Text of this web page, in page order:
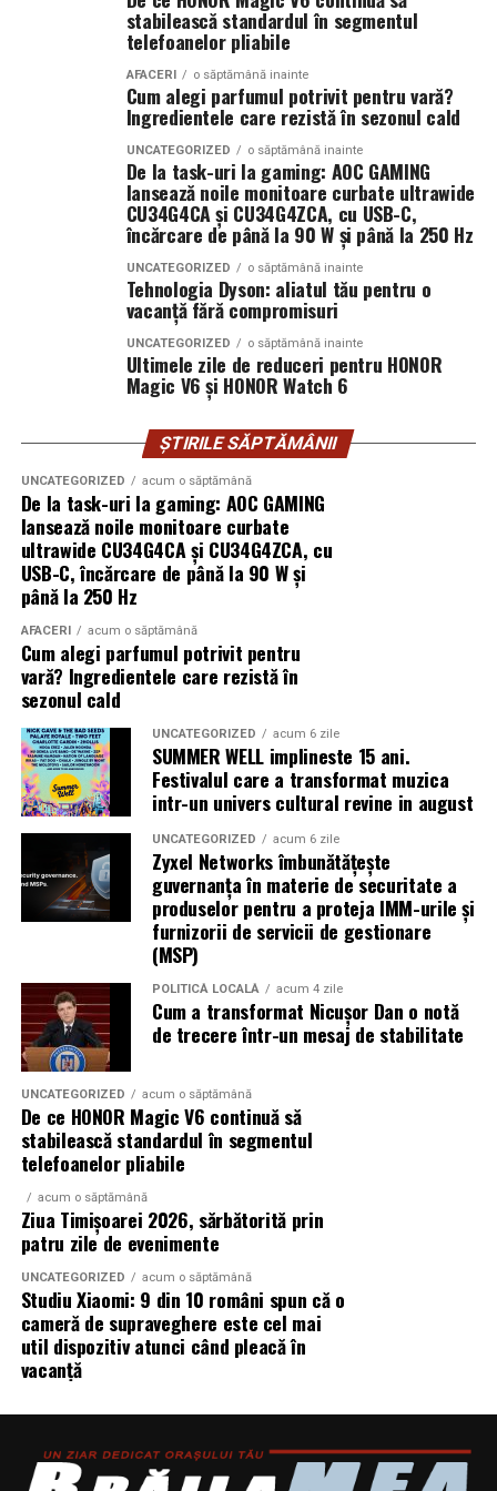
Când intervine uzucapiunea
Posesorul nu rămâne fără apărare. Uneori, chiar câștigă.
Uzucapiunea permite dobândirea proprietății prin
posesie îndelungată, dacă sunt îndeplinite anumite
condiții: posesie continuă, publică, pașnică și sub nume
de proprietar.
Aici apar conflictele cele mai sensibile.
Scenariu: teren „lucrat” de ani de zile
La marginea unui oraș în expansiune, un teren agricol a
fost folosit constant de un mic antreprenor local. L-a
Proprietarul din acte locuiește în străinătate și nu a
Când decide să vândă terenul, descoperă că altcineva îl
revendică.
Nu mai e doar o discuție despre acte. Devine o analiză a
pasivitatea proprietarului versus acțiunile concrete ale
posesorului.
Procedura în instanță: ritm și
blocaje
Procesele de revendicare nu se rezolvă rapid. Dosarele
includ expertize, martori, verificări cadastrale.
Termenele se întind.
În unele cazuri, litigiul durează ani.
Se întâmplă. Des.
Instanțele se confruntă cu dosare vechi, acte
incomplete și situații juridice suprapuse. Mai ales în
marile orașe sau în zonele afectate de retrocedări.
Ce poate face proprietarul
Nu există o rețetă universală, dar câteva direcții apar
constant în practică:
verificarea riguroasă a titlului înainte de acțiune,
inclusiv istoricul imobilului
obținerea documentației cadastrale actualizate, nu
doar a celei existente la momentul achiziției
identificarea exactă a ocupantului și a eventualelor
consultarea unui specialist înainte de inițierea
litigiului, pentru a evita strategii greșite
Conectică:priză 220 V monofazic, priză
380 V trifazic, priză încărcare auto electric
Climatizare:aer condiționat integrat pentru
menținerea bateriilor la temperatură optimă
Mobilitate:roți tip off-road pentru deplasare
pe teren accidentat
Configurația conectică a fost dimensionată conform cerințelor
beneficiarului. La cerere, modelul poate fi extins cu prize
suplimentare, sisteme de iluminat exterior, monitorizare la
distanță și conectivitate GSM.
Gama completă: de la 3 metri la 12 metri
lungime container
Modelul livrat către beneficiar reprezintă varianta de intrare a
gamei UZINEX. Producătorul oferăcentrale fotovoltaice
mobileîn configurații adaptate volumului de consum al fiecărui
La capătul superior al gamei, containerul de 12 metri lungime
poate găzdui până la 160 kW panouri fotovoltaice instalate și 620
microcentrală fixă, fără constrângerile birocratice ale acesteia.
Toate variantele sunt customizabile pe specificul fiecărui proiect.
Aplicații dincolo de șantierele civile
Ocentrală fotovoltaică mobilă este o soluție multi-funcțională.
Aplicațiile identificate de UZINEX includ:
Șantiere de construcții civile și lucrări edilitare
Echipamente electrice alimentate pe fonduri europene
și PNRR
Operațiuni militare și tabere temporare
Stații mobile de încărcare auto electric
Evenimente outdoor și festivaluri
Operațiuni de ajutor umanitar în zone fără
„Există un decalaj
structural între
cerințele actuale ale
fondurilor europene —
stabilească standardul în segmentul
telefoanelor pliabile
AFACERI o săptămână inainte
Cum alegi parfumul potrivit pentru vară?
Ingredientele care rezistă în sezonul cald
UNCATEGORIZED o săptămână inainte
De la task-uri la gaming: AOC GAMING
lansează noile monitoare curbate ultrawide
CU34G4CA și CU34G4ZCA, cu USB-C,
încărcare de până la 90 W și până la 250 Hz
UNCATEGORIZED o săptămână inainte
Tehnologia Dyson: aliatul tău pentru o
vacanță fără compromisuri
UNCATEGORIZED o săptămână inainte
Ultimele zile de reduceri pentru HONOR
Magic V6 și HONOR Watch 6
ȘTIRILE SĂPTĂMÂNII
UNCATEGORIZED acum o săptămână
De la task-uri la gaming: AOC GAMING
lansează noile monitoare curbate
ultrawide CU34G4CA și CU34G4ZCA, cu
USB-C, încărcare de până la 90 W și
până la 250 Hz
AFACERI acum o săptămână
Cum alegi parfumul potrivit pentru
vară? Ingredientele care rezistă în
sezonul cald
UNCATEGORIZED acum 6 zile
SUMMER WELL implineste 15 ani.
Festivalul care a transformat muzica
intr-un univers cultural revine in august
UNCATEGORIZED acum 6 zile
Zyxel Networks îmbunătățește
guvernanța în materie de securitate a
produselor pentru a proteja IMM-urile și
furnizorii de servicii de gestionare
(MSP)
POLITICĂ LOCALĂ acum 4 zile
Cum a transformat Nicușor Dan o notă
de trecere într-un mesaj de stabilitate
UNCATEGORIZED acum o săptămână
De ce HONOR Magic V6 continuă să
stabilească standardul în segmentul
telefoanelor pliabile
acum o săptămână
Ziua Timișoarei 2026, sărbătorită prin
patru zile de evenimente
UNCATEGORIZED acum o săptămână
Studiu Xiaomi: 9 din 10 români spun că o
cameră de supraveghere este cel mai
util dispozitiv atunci când pleacă în
vacanță